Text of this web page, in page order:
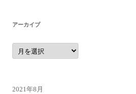
アーカイブ
ア
ー
カ
2021年8月